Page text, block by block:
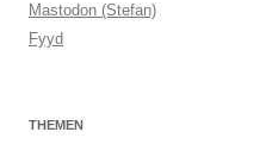
Mastodon (Stefan)
Fyyd
THEMEN